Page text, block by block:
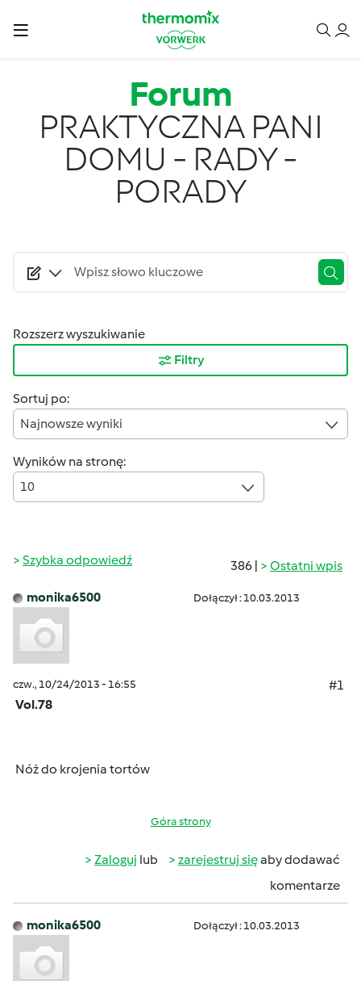
Forum
PRAKTYCZNA PANI
DOMU - RADY -
PORADY
Rozszerz wyszukiwanie
Filtry
Sortuj po:
Najnowsze wyniki
Wyników na stronę:
10
386 | Ostatni wpis
Szybka odpowiedź
monika6500 Dołączył : 10.03.2013
czw., 10/24/2013 - 16:55
#1
Vol.78
Nóż do krojenia tortów
Góra strony
Zaloguj lub zarejestruj sięaby dodawać
komentarze
monika6500 Dołączył : 10.03.2013